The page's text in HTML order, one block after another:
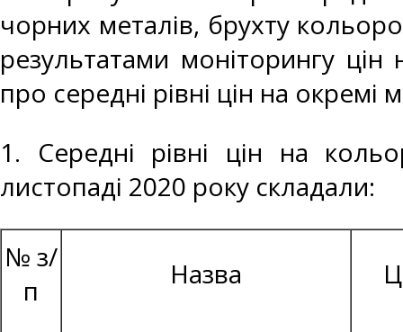
чорних металів, брухту
результатами моніторингу
про середні рівні цін на окремі
1. Середні рівні цін на
листопаді 2020 року складали:
№ з/
п
Назва